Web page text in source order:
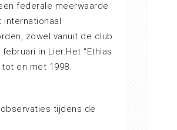
federale meerwaarde
zowel vanuit de club
in Lier.Het “Ethias
en met 1998.
tijdens de